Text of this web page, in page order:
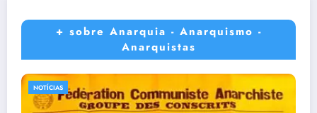
+ sobre Anarquia - Anarquismo -
Anarquistas
NOTÍCIAS